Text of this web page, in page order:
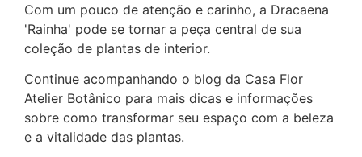
Com um pouco de atenção e carinho, a Dracaena
'Rainha' pode se tornar a peça central de sua
coleção de plantas de interior.
Continue acompanhando o blog da Casa Flor
Atelier Botânico para mais dicas e informações
sobre como transformar seu espaço com a beleza
e a vitalidade das plantas.